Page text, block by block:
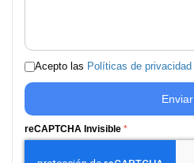
Acepto las Políticas de privacidad
Enviar
reCAPTCHA Invisible *